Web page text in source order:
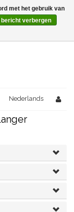
Nederlands
met het gebruik van
bericht verbergen